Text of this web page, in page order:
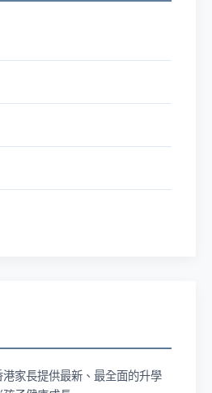
家長提供最新、最全面的升學